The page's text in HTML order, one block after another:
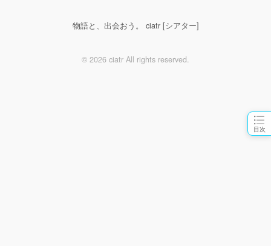
目次
物語と、出会おう。 ciatr [シアター]
© 2026 ciatr All rights reserved.